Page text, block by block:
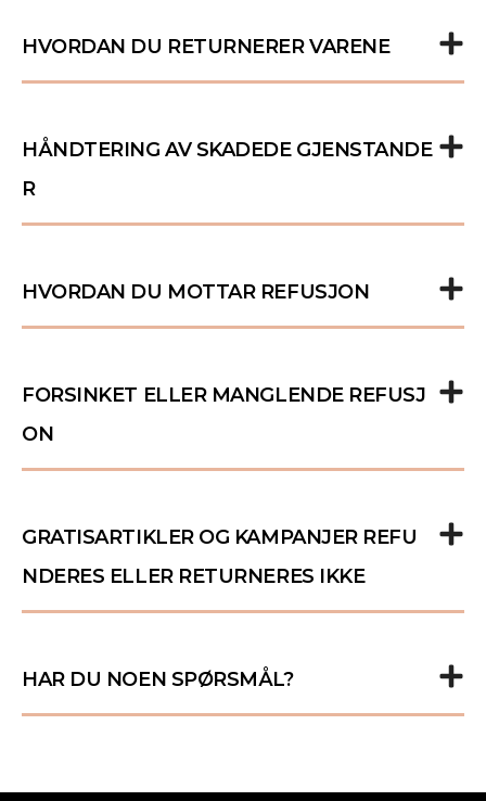
HVORDAN DU RETURNERER VARENE
HÅNDTERING AV SKADEDE GJENSTANDE
R
HVORDAN DU MOTTAR REFUSJON
FORSINKET ELLER MANGLENDE REFUSJ
ON
GRATISARTIKLER OG KAMPANJER REFU
NDERES ELLER RETURNERES IKKE
HAR DU NOEN SPØRSMÅL?